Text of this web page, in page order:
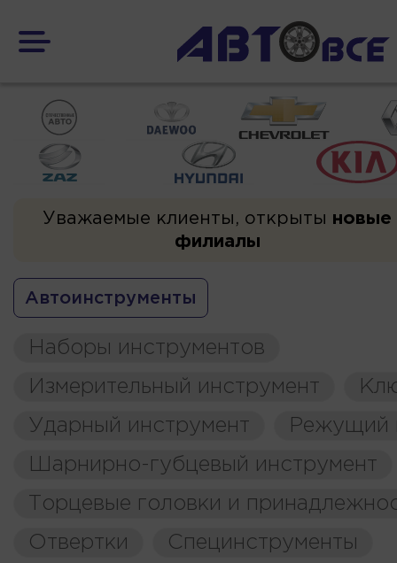
Уважаемые клиенты, открыты новые
филиалы
Автоинструменты
Наборы инструментов
Измерительный инструмент
Ударный инструмент
Режущий
Шарнирно-губцевый инструмент
Торцевые головки и
Отвертки
Специнструменты